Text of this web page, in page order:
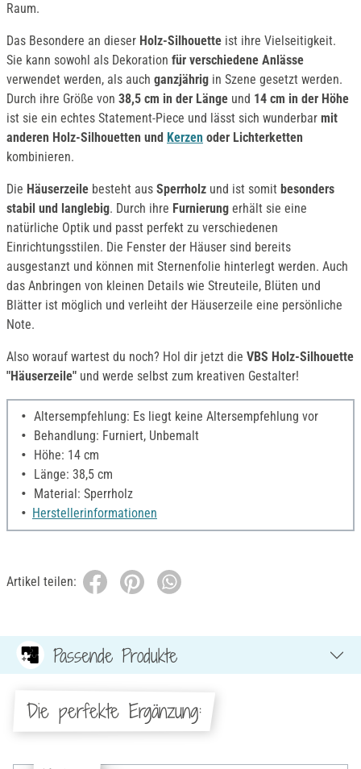
Raum.
Das Besondere an dieser Holz-Silhouette ist ihre Vielseitigkeit.
Sie kann sowohl als Dekoration für verschiedene Anlässe
verwendet werden, als auch ganzjährig in Szene gesetzt werden.
Durch ihre Größe von 38,5 cm in der Länge und 14 cm in der Höhe
ist sie ein echtes Statement-Piece und lässt sich wunderbar mit
anderen Holz-Silhouetten und Kerzen oder Lichterketten
kombinieren.
Die Häuserzeile besteht aus Sperrholz und ist somit besonders
stabil und langlebig. Durch ihre Furnierung erhält sie eine
natürliche Optik und passt perfekt zu verschiedenen
Einrichtungsstilen. Die Fenster der Häuser sind bereits
ausgestanzt und können mit Sternenfolie hinterlegt werden. Auch
das Anbringen von kleinen Details wie Streuteile, Blüten und
Blätter ist möglich und verleiht der Häuserzeile eine persönliche
Note.
Also worauf wartest du noch? Hol dir jetzt die VBS Holz-Silhouette
"Häuserzeile" und werde selbst zum kreativen Gestalter!
Altersempfehlung: Es liegt keine Altersempfehlung vor
Behandlung: Furniert, Unbemalt
Höhe: 14 cm
Länge: 38,5 cm
Material: Sperrholz
Herstellerinformationen
Artikel teilen:
Passende Produkte
Die perfekte Ergänzung: